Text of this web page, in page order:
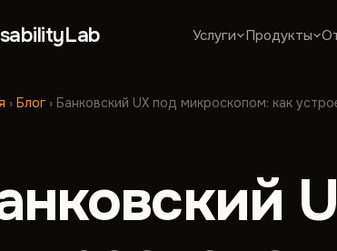
Услуги Продукты
› Блог › Банковский UX под микроскопом: как